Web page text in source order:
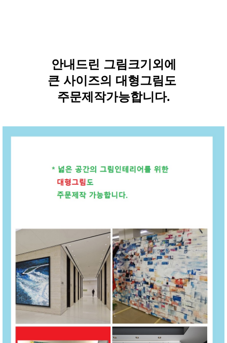
안내드린 그림크기외에
큰 사이즈의 대형그림도
주문제작가능합니다.